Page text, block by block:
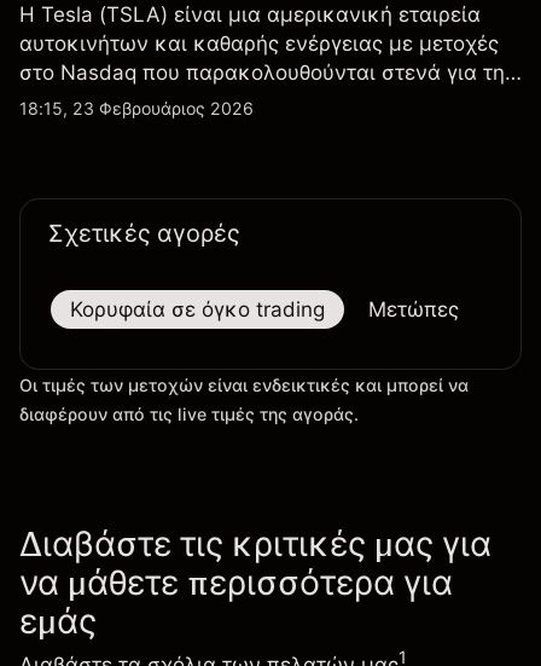
Η Tesla (TSLA) είναι μια αμερικανική εταιρεία
αυτοκινήτων και καθαρής ενέργειας με μετοχές
στο Nasdaq που παρακολουθούνται στενά για την
απόδοση κερδών, τα δεδομένα παραδόσεων και
18:15, 23 Φεβρουάριος 2026
Σχετικές αγορές
Κορυφαία σε όγκο trading Μετώπες
Οι τιμές των μετοχών είναι ενδεικτικές και μπορεί να
διαφέρουν από τις live τιμές της αγοράς.
Διαβάστε τις κριτικές μας για
να μάθετε περισσότερα για
εμάς
1